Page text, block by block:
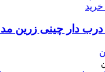
دار چینی زرین